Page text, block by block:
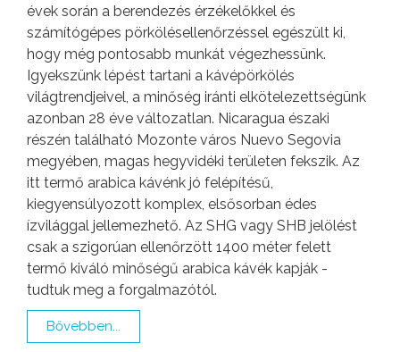
évek során a berendezés érzékelőkkel és
számítógépes pörkölésellenőrzéssel egészült ki,
hogy még pontosabb munkát végezhessünk.
Igyekszünk lépést tartani a kávépörkölés
világtrendjeivel, a minőség iránti elkötelezettségünk
azonban 28 éve változatlan. Nicaragua északi
részén található Mozonte város Nuevo Segovia
megyében, magas hegyvidéki területen fekszik. Az
itt termő arabica kávénk jó felépítésű,
kiegyensúlyozott komplex, elsősorban édes
ízvilággal jellemezhető. Az SHG vagy SHB jelölést
csak a szigorúan ellenőrzött 1400 méter felett
termő kiváló minőségű arabica kávék kapják -
tudtuk meg a forgalmazótól.
Bővebben...